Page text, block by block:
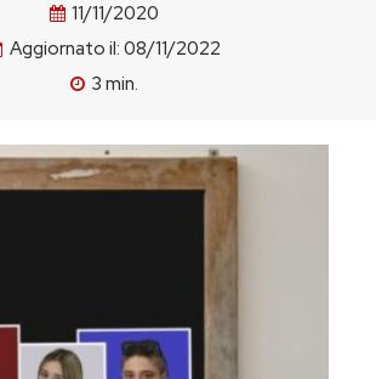
11/11/2020
Aggiornato il: 08/11/2022
3 min.